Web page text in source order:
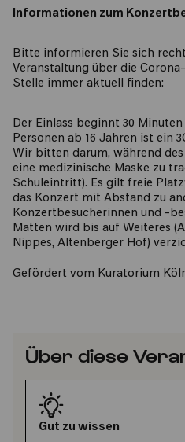
Informationen zum
Bitte informieren Sie sich
Veranstaltung über die
Stelle immer aktuell finden:
Der Einlass beginnt 30
Personen ab 16 Jahren ist ein
Wir bitten darum, während
eine medizinische Maske zu
Schuleintritt). Es gilt freie
das Konzert mit Abstand zu
Konzertbesucherinnen und -
Matten wird bis auf Weiteres
Nippes, Altenberger Hof)
Gefördert vom Kuratorium
Über diese
Gut zu wissen